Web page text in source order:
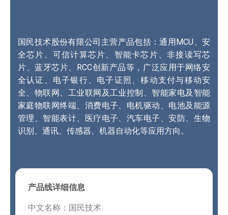
国民技术股份有限公司主营产品包括：通用MCU、安
全芯片、可信计算芯片、智能卡芯片、非接读写芯
片、蓝牙芯片、RCC创新产品等，广泛应用于网络安
全认证、电子银行、电子证照、移动支付与移动安
全、物联网、工业联网及工业控制、智能家电及智能
家庭物联网终端、消费电子、电机驱动、电池及能源
管理、智能表计、医疗电子、汽车电子、安防、生物
识别、通讯、传感器、机器自动化等应用方向。
产品线详细信息
中文名称：国民技术